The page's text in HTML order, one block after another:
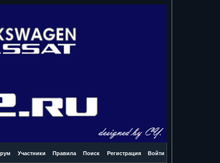
Участники Правила Поиск Регистрация Войти